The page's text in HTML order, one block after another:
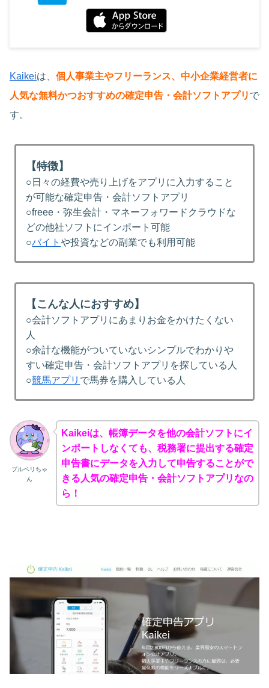
Kaikeiは、 個人事業主やフリーランス、中小企業経営者に
人気な無料かつおすすめの確定申告・会計ソフトアプリ で
す。
【特徴】
○日々の経費や売り上げをアプリに入力すること
が可能な確定申告・会計ソフトアプリ
○freee・弥生会計・マネーフォワードクラウドな
どの他社ソフトにインポート可能
○バイトや投資などの副業でも利用可能
【こんな人におすすめ】
○会計ソフトアプリにあまりお金をかけたくない
人
○余計な機能がついていないシンプルでわかりや
すい確定申告・会計ソフトアプリを探している人
○競馬アプリ で馬券を購入している人
ブルベリちゃ
ん
Kaikeiは、帳簿データを他の会計ソフトにイ
ンポートしなくても、税務署に提出する確定
申告書にデータを入力して申告することがで
きる人気の確定申告・会計ソフトアプリなの
ら！